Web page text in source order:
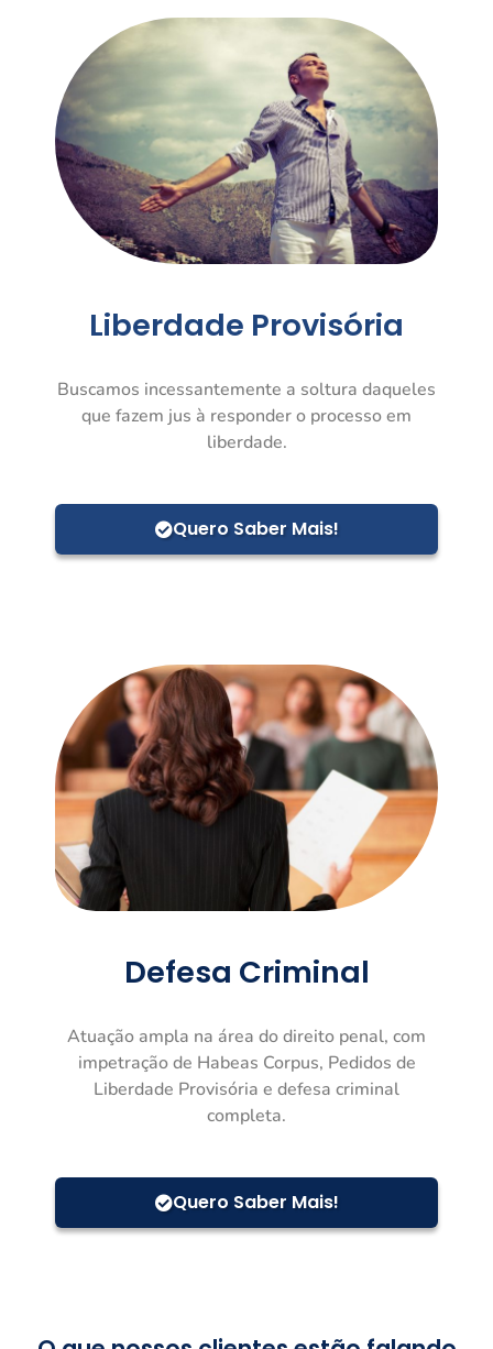
Liberdade Provisória
Buscamos incessantemente a soltura daqueles
que fazem jus à responder o processo em
liberdade.
Quero Saber Mais!
Defesa Criminal
Atuação ampla na área do direito penal, com
impetração de Habeas Corpus, Pedidos de
Liberdade Provisória e defesa criminal
completa.
Quero Saber Mais!